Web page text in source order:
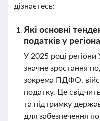
дізнаєтесь:
Які основні
податків у
У 2025 році
значне зростання
зокрема ПДФО,
податку. Це
та підтримку
для забезпечення